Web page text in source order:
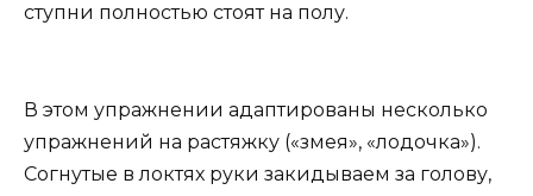
ступни полностью стоят на полу.
В этом упражнении адаптированы несколько
упражнений на растяжку («змея», «лодочка»).
Согнутые в локтях руки закидываем за голову,